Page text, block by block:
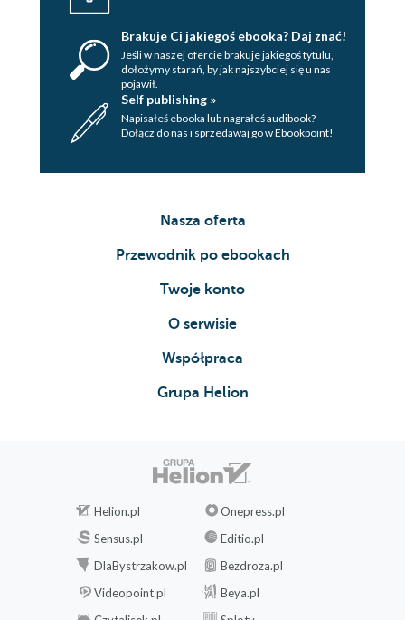
Brakuje Ci jakiegoś ebooka? Daj znać!
Jeśli w naszej ofercie brakuje jakiegoś tytulu,
dołożymy starań, by jak najszybciej się u nas
pojawił.
Self publishing »
Napisałeś ebooka lub nagrałeś audibook?
Dołącz do nas i sprzedawaj go w Ebookpoint!
Nasza oferta
Przewodnik po ebookach
Twoje konto
O serwisie
Współpraca
Grupa Helion
Helion.pl
Onepress.pl
Sensus.pl
Editio.pl
DlaBystrzakow.pl
Bezdroza.pl
Videopoint.pl
Beya.pl